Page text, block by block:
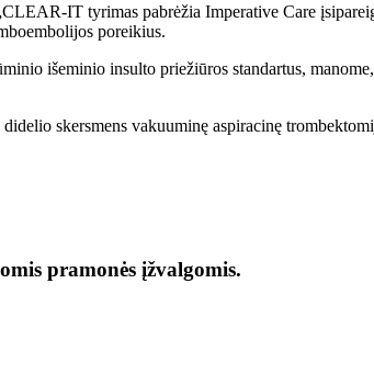
IT tyrimas pabrėžia Imperative Care
poreikius.
išeminio insulto priežiūros standartus,
skersmens vakuuminę aspiracinę
pramonės įžvalgomis.